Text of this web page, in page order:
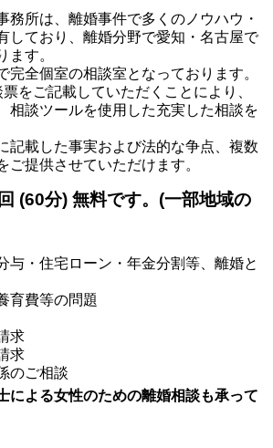
務所は、離婚事件で多くのノウハウ・
しており、離婚分野で愛知・名古屋で
ます。
完全個室の相談室となっております。
をご記載していただくことにより、
相談ツールを使用した充実した相談を
記載した事実および法的な争点、複数
ご提供させていただけます。
(60分) 無料です。(一部地域の
与・住宅ローン・年金分割等、離婚と
育費等の問題
求
求
のご相談
による女性のための離婚相談も承って